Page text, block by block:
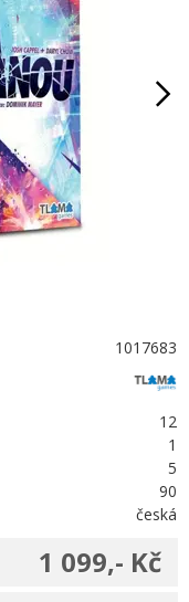
1017683
12
1
5
90
česká
1 099,- Kč